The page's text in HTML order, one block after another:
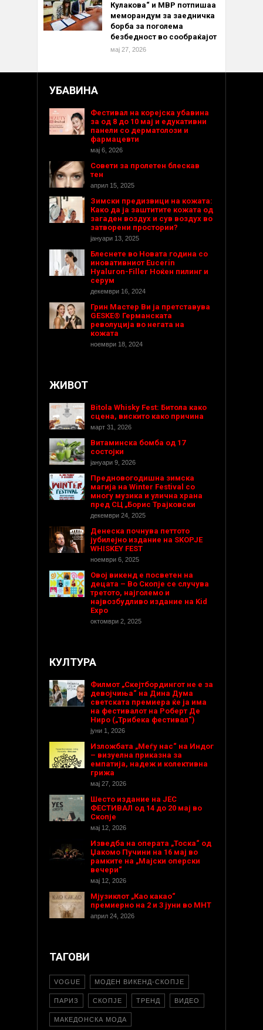
Кулакова“ и МВР потпишаа
меморандум за заедничка
борба за поголема
безбедност во сообраќајот
мај 27, 2026
УБАВИНА
Фестивал на корејска убавина
за од 8 до 10 мај и едукативни
панели со дерматолози и
фармацевти
мај 6, 2026
Совети за пролетен блескав
тен
април 15, 2025
Зимски предизвици на кожата:
Како да ја заштитите кожата од
загаден воздух и сув воздух во
затворени простории?
јануари 13, 2025
Блеснете во Новата година со
иновативниот Eucerin
Hyaluron-Filler Ноќен пилинг и
серум
декември 16, 2024
Грин Мастер Ви ја претставува
GESKE® Германската
револуција во негата на
кожата
ноември 18, 2024
ЖИВОТ
Bitola Whisky Fest: Битола како
сцена, вискито како причина
март 31, 2026
Витаминска бомба од 17
состојки
јануари 9, 2026
Предновогодишнa зимска
магија на Winter Festival со
многу музика и улична храна
пред СЦ „Борис Трајковски
декември 24, 2025
Денеска почнува петтото
јубилејно издание на SKOPJE
WHISKEY FEST
ноември 6, 2025
Овој викенд е посветен на
децата – Во Скопје се случува
третото, најголемо и
највозбудливо издание на Kid
Expo
октомври 2, 2025
КУЛТУРА
Филмот „Скејтбордингот не е за
девојчиња“ на Дина Дума
светската премиера ќе ја има
на фестивалот на Роберт Де
Ниро („Трибека фестивал“)
јуни 1, 2026
Изложбата „Меѓу нас“ на Индог
– визуелна приказна за
емпатија, надеж и колективна
грижа
мај 27, 2026
Шесто издание на ЈЕС
ФЕСТИВАЛ од 14 до 20 мај во
Скопје
мај 12, 2026
Изведба на операта „Тоска“ од
Џакомо Пучини на 16 мај во
рамките на „Мајски оперски
вечери“
мај 12, 2026
Мјузиклот „Као какао“
премиерно на 2 и 3 јуни во МНТ
април 24, 2026
ТАГОВИ
VOGUE МОДЕН ВИКЕНД-СКОПЈЕ
ПАРИЗ СКОПЈЕ ТРЕНД ВИДЕО
МАКЕДОНСКА МОДА